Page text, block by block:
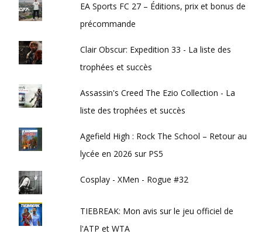
EA Sports FC 27 – Éditions, prix et bonus de
précommande
Clair Obscur: Expedition 33 - La liste des
trophées et succès
Assassin's Creed The Ezio Collection - La
liste des trophées et succès
Agefield High : Rock The School – Retour au
lycée en 2026 sur PS5
Cosplay - XMen - Rogue #32
TIEBREAK: Mon avis sur le jeu officiel de
l'ATP et WTA